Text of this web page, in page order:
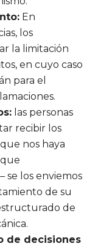
En
los
la limitación
en cuyo caso
para el
las personas
recibir los
nos haya
se los enviemos
de su
de
de decisiones